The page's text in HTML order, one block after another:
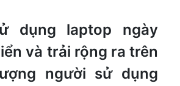
dụng laptop ngày
và trải rộng ra trên
người sử dụng